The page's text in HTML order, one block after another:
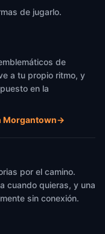
de jugarlo.
de
a tu propio ritmo, y
en la
Morgantown→
por el camino.
cuando quieras, y una
sin conexión.